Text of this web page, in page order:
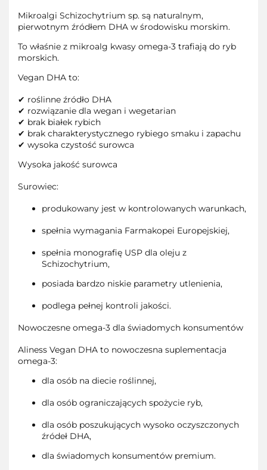
Mikroalgi Schizochytrium sp. są naturalnym,
pierwotnym źródłem DHA w środowisku morskim.
To właśnie z mikroalg kwasy omega-3 trafiają do ryb
morskich.
Vegan DHA to:
✔ roślinne źródło DHA
✔ rozwiązanie dla wegan i wegetarian
✔ brak białek rybich
✔ brak charakterystycznego rybiego smaku i zapachu
✔ wysoka czystość surowca
Wysoka jakość surowca
Surowiec:
produkowany jest w kontrolowanych warunkach,
spełnia wymagania Farmakopei Europejskiej,
spełnia monografię USP dla oleju z
Schizochytrium,
posiada bardzo niskie parametry utlenienia,
podlega pełnej kontroli jakości.
Nowoczesne omega-3 dla świadomych konsumentów
Aliness Vegan DHA to nowoczesna suplementacja
omega-3:
dla osób na diecie roślinnej,
dla osób ograniczających spożycie ryb,
dla osób poszukujących wysoko oczyszczonych
źródeł DHA,
dla świadomych konsumentów premium.